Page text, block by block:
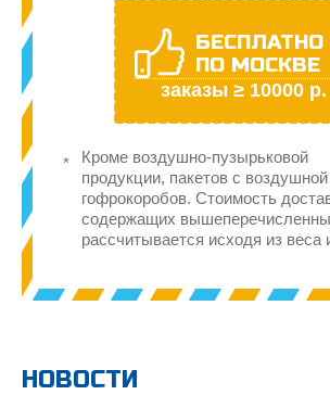
БЕСПЛАТНО
ПО МОСКВЕ
заказы ≥ 10000 р.
Кроме воздушно-пузырьковой
продукции, пакетов с
гофрокоробов. Стоимость
содержащих
рассчитывается исходя из веса
НОВОСТИ